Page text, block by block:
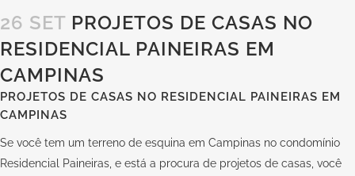
26 SET PROJETOS DE CASAS NO
RESIDENCIAL PAINEIRAS EM
CAMPINAS
PROJETOS DE CASAS NO RESIDENCIAL PAINEIRAS EM
CAMPINAS
Se você tem um terreno de esquina em Campinas no condomínio
Residencial Paineiras, e está a procura de projetos de casas, você